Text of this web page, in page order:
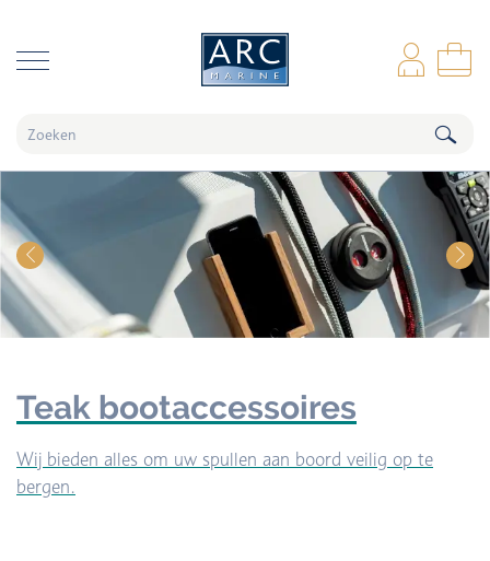
Teak bootaccessoires
Wij bieden alles om uw spullen aan boord veilig op te
bergen.